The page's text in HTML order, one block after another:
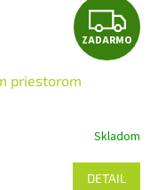
Z
A
A
R
ZADARMO
priestorom
Skladom
DETAIL